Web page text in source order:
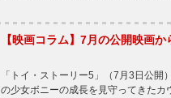
【映画コラム】7月の公開映画か
「トイ・ストーリー5」（7月3日公
の少女ボニーの成長を見守ってきた